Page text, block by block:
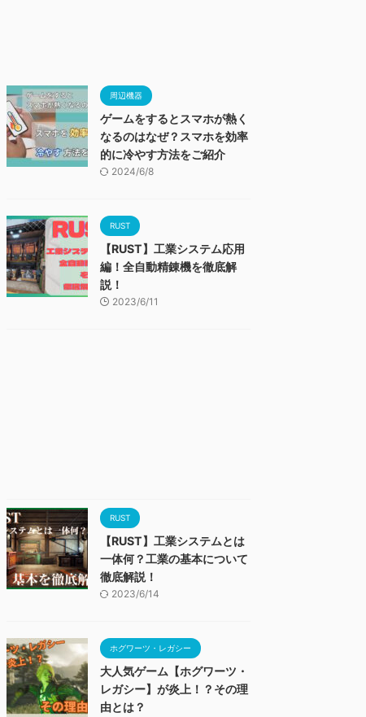
周辺機器
ゲームをするとスマホが熱く
なるのはなぜ？スマホを効率
的に冷やす方法をご紹介
2024/6/8
RUST
【RUST】工業システム応用
編！全自動精錬機を徹底解
説！
2023/6/11
RUST
【RUST】工業システムとは
一体何？工業の基本について
徹底解説！
2023/6/14
ホグワーツ・レガシー
大人気ゲーム【ホグワーツ・
レガシー】が炎上！？その理
由とは？